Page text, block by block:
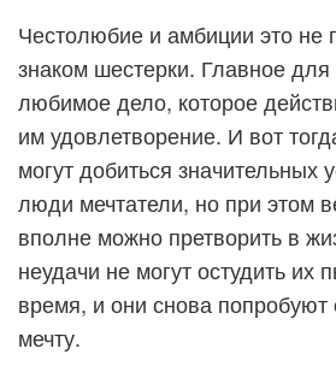
Честолюбие и амбиции это не
знаком шестерки. Главное для
любимое дело, которое
им удовлетворение. И вот
могут добиться значительных
люди мечтатели, но при этом
вполне можно претворить в
неудачи не могут остудить их
время, и они снова
мечту.